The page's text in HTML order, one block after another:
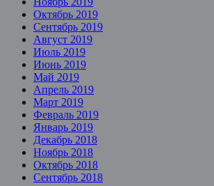
Октябрь 2019
Сентябрь 2019
Август 2019
Июль 2019
Июнь 2019
Май 2019
Апрель 2019
Март 2019
Февраль 2019
Январь 2019
Декабрь 2018
Ноябрь 2018
Октябрь 2018
Сентябрь 2018